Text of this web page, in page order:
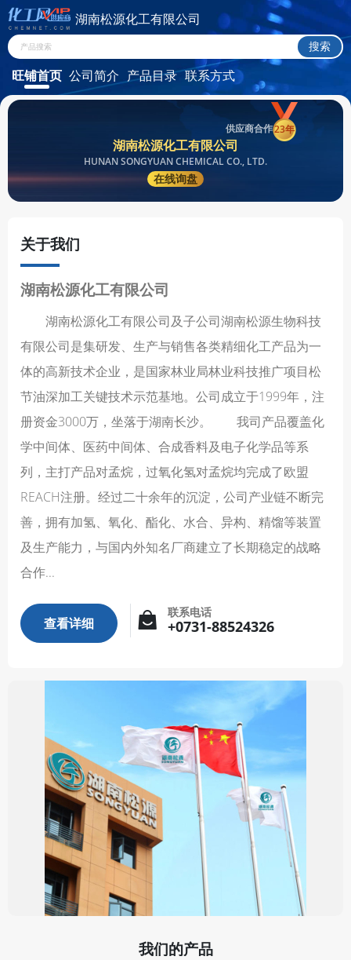
湖南松源化工有限公司
旺铺首页 公司简介 产品目录 联系方式
湖南松源化工有限公司
HUNAN SONGYUAN CHEMICAL CO., LTD.
在线询盘
供应商合作23年
关于我们
湖南松源化工有限公司
湖南松源化工有限公司及子公司湖南松源生物科技
有限公司是集研发、生产与销售各类精细化工产品为一
体的高新技术企业，是国家林业局林业科技推广项目松
节油深加工关键技术示范基地。公司成立于1999年，注
册资金3000万，坐落于湖南长沙。 我司产品覆盖化
学中间体、医药中间体、合成香料及电子化学品等系
列，主打产品对孟烷，过氧化氢对孟烷均完成了欧盟
REACH注册。经过二十余年的沉淀，公司产业链不断完
善，拥有加氢、氧化、酯化、水合、异构、精馏等装置
及生产能力，与国内外知名厂商建立了长期稳定的战略
合作...
查看详细
联系电话
+0731-88524326
我们的产品